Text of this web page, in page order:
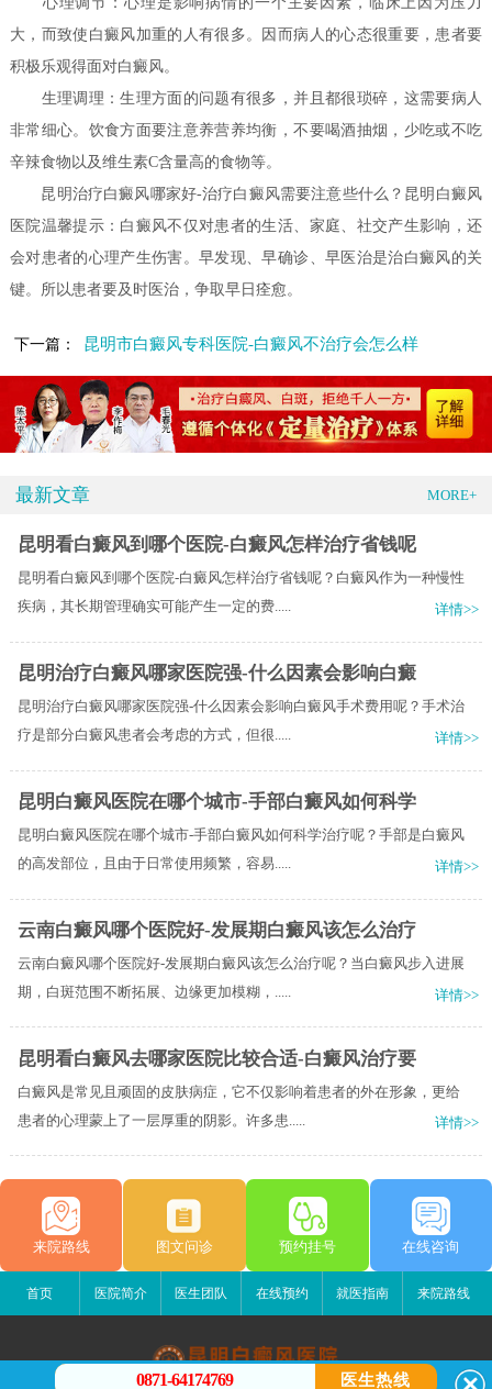
大，而致使白癜风加重的人有很多。因而病人的心态很重要，患者要
积极乐观得面对白癜风。
生理调理：生理方面的问题有很多，并且都很琐碎，这需要病人
非常细心。饮食方面要注意养营养均衡，不要喝酒抽烟，少吃或不吃
辛辣食物以及维生素C含量高的食物等。
昆明治疗白癜风哪家好-治疗白癜风需要注意些什么？昆明白癜风
医院温馨提示：白癜风不仅对患者的生活、家庭、社交产生影响，还
会对患者的心理产生伤害。早发现、早确诊、早医治是治白癜风的关
键。所以患者要及时医治，争取早日痊愈。
下一篇： 昆明市白癜风专科医院-白癜风不治疗会怎么样
最新文章 MORE+
昆明看白癜风到哪个医院-白癜风怎样治疗省钱呢
昆明看白癜风到哪个医院-白癜风怎样治疗省钱呢？白癜风作为一种慢性
疾病，其长期管理确实可能产生一定的费.....
详情>>
昆明治疗白癜风哪家医院强-什么因素会影响白癜
昆明治疗白癜风哪家医院强-什么因素会影响白癜风手术费用呢？手术治
疗是部分白癜风患者会考虑的方式，但很.....
详情>>
昆明白癜风医院在哪个城市-手部白癜风如何科学
昆明白癜风医院在哪个城市-手部白癜风如何科学治疗呢？手部是白癜风
的高发部位，且由于日常使用频繁，容易.....
详情>>
云南白癜风哪个医院好-发展期白癜风该怎么治疗
云南白癜风哪个医院好-发展期白癜风该怎么治疗呢？当白癜风步入进展
期，白斑范围不断拓展、边缘更加模糊，.....
详情>>
昆明看白癜风去哪家医院比较合适-白癜风治疗要
白癜风是常见且顽固的皮肤病症，它不仅影响着患者的外在形象，更给
患者的心理蒙上了一层厚重的阴影。许多患.....
详情>>
来院路线 图文问诊 预约挂号 在线咨询
首页 医院简介 医生团队 在线预约 就医指南 来院路线
0871-64174769 医生热线